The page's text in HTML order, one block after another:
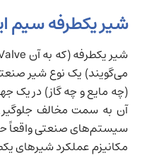
شیر یکطرفه سیم
می‌گویند) یک نوع شیر
(چه مایع و چه گاز) در یک
آن به سمت مخالف
سیستم‌های صنعتی واقعاً
مکانیزم عملکرد شیرهای